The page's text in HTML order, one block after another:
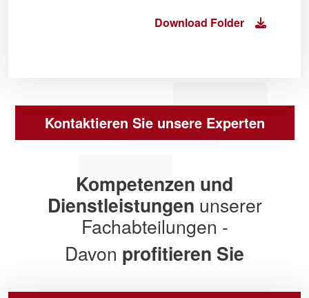
Download Folder
Kontaktieren Sie unsere Experten
Kompetenzen und
Dienstleistungen unserer
Fachabteilungen -
Davon profitieren Sie